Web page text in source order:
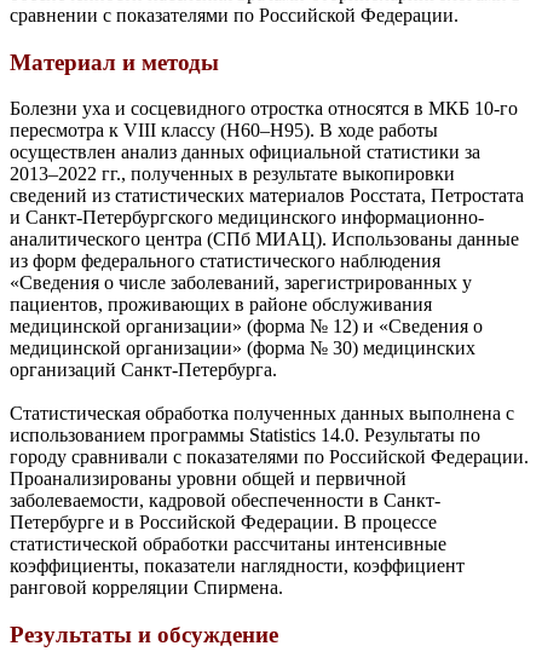
сравнении с показателями по Российской Федерации.
Материал и методы
Болезни уха и сосцевидного отростка относятся в МКБ 10-го
пересмотра к VIII классу (H60–H95). В ходе работы
осуществлен анализ данных официальной статистики за
2013–2022 гг., полученных в результате выкопировки
сведений из статистических материалов Росстата, Петростата
и Санкт-Петербургского медицинского информационно-
аналитического центра (СПб МИАЦ). Использованы данные
из форм федерального статистического наблюдения
«Сведения о числе заболеваний, зарегистрированных у
пациентов, проживающих в районе обслуживания
медицинской организации» (форма № 12) и «Сведения о
медицинской организации» (форма № 30) медицинских
организаций Санкт-Петербурга.
Статистическая обработка полученных данных выполнена с
использованием программы Statistics 14.0. Результаты по
городу сравнивали с показателями по Российской Федерации.
Проанализированы уровни общей и первичной
заболеваемости, кадровой обеспеченности в Санкт-
Петербурге и в Российской Федерации. В процессе
статистической обработки рассчитаны интенсивные
коэффициенты, показатели наглядности, коэффициент
ранговой корреляции Спирмена.
Результаты и обсуждение